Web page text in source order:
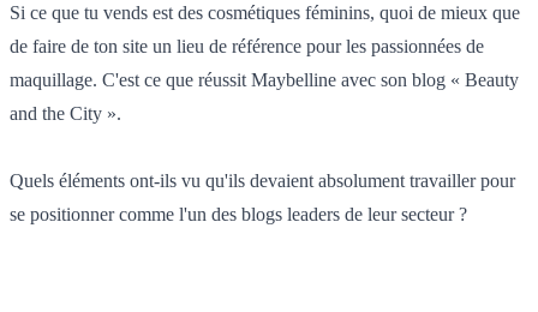
Si ce que tu vends est des cosmétiques féminins, quoi de mieux que
de faire de ton site un lieu de référence pour les passionnées de
maquillage. C'est ce que réussit Maybelline avec son blog « Beauty
and the City ».
Quels éléments ont-ils vu qu'ils devaient absolument travailler pour
se positionner comme l'un des blogs leaders de leur secteur ?